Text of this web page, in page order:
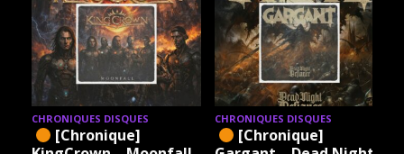
CHRONIQUES DISQUES
[Chronique]
CHRONIQUES DISQUES
[Chronique]